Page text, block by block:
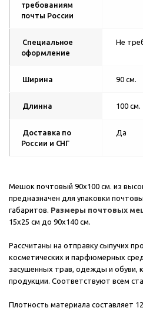
требованиям
почты России
Специальное
оформление
Не
Ширина 90 см.
Длинна 100 см.
Доставка по
России и СНГ
Да
Мешок почтовый 90х100 см. из
предназначен для упаковки
габаритов. Размеры почтовых
15х25 см до 90х140 см.
Рассчитаны на отправку сыпучих
косметических и парфюмерных
засушенных трав, одежды и обуви,
продукции. Соответствуют всем
Плотность материала составляет